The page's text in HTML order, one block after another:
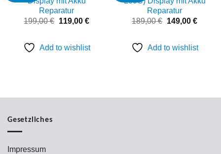
Reparatur
199,00€ Ursprünglicher
199,00 €
119,00 €Aktueller
119,00 €.
Add to wishlist
Reparatur
189,00€ Ursprünglicher
189,00 €
149,00 €
Add to wishlist
Gesetzliches
Impressum